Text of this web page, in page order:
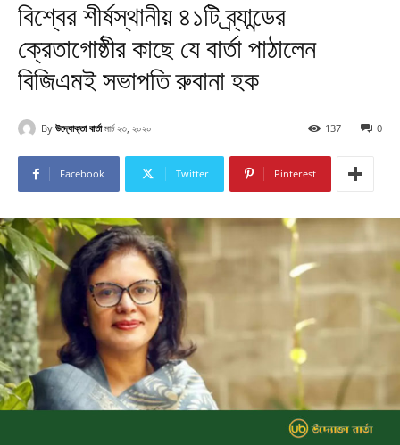
বিশ্বের শীর্ষস্থানীয় ৪১টি ব্র্যান্ডের
ক্রেতাগোষ্ঠীর কাছে যে বার্তা পাঠালেন
বিজিএমই সভাপতি রুবানা হক
By উদ্যোক্তা বার্তা মার্চ ২৩, ২০২০ 0
137
Facebook Twitter Pinterest